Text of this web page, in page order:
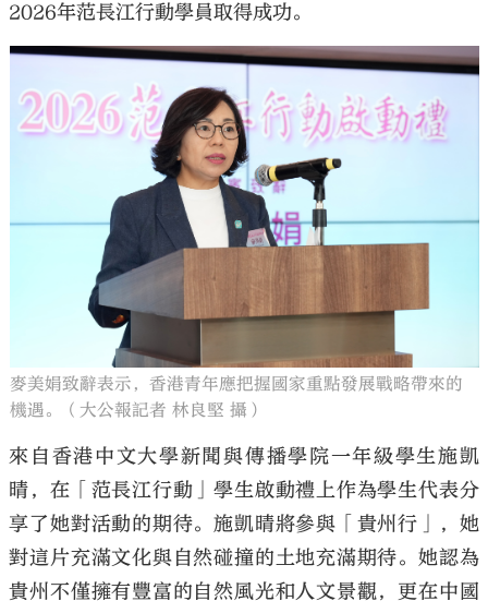
2026年范長江行動學員取得成功。
麥美娟致辭表示，香港青年應把握國家重點發展戰略帶來的
機遇。（大公報記者 林良堅 攝）
來自香港中文大學新聞與傳播學院一年級學生施凱
晴，在「范長江行動」學生啟動禮上作為學生代表分
享了她對活動的期待。施凱晴將參與「貴州行」，她
對這片充滿文化與自然碰撞的土地充滿期待。她認為
貴州不僅擁有豐富的自然風光和人文景觀，更在中國